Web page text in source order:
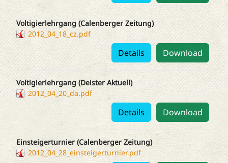
Voltigierlehrgang (Calenberger Zeitung)
2012_04_18_cz.pdf
Download
Details
Voltigierlehrgang (Deister Aktuell)
2012_04_20_da.pdf
Download
Details
Einsteigerturnier (Calenberger Zeitung)
2012_04_28_einsteigerturnier.pdf